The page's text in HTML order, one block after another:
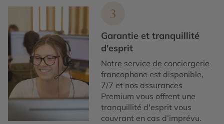
3
Garantie et tranquillité
d'esprit
Notre service de conciergerie
francophone est disponible,
7/7 et nos assurances
Premium vous offrent une
tranquillité d'esprit vous
couvrant en cas d’imprévu.